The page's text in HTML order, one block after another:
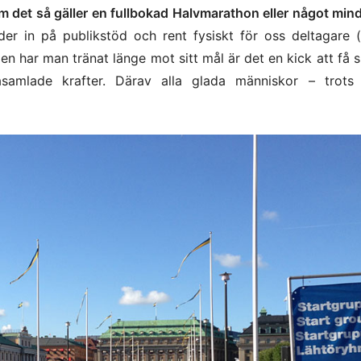
det så gäller en fullbokad Halvmarathon eller något
in på publikstöd och rent fysiskt för oss deltagare
har man tränat länge mot sitt mål är det en kick att få
krafter. Därav alla glada människor –